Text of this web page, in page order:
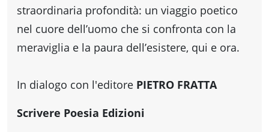
straordinaria profondità: un viaggio poetico
nel cuore dell’uomo che si confronta con la
meraviglia e la paura dell’esistere, qui e ora.
In dialogo con l'editore PIETRO FRATTA
Scrivere Poesia Edizioni